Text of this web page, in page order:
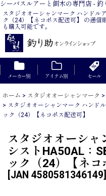
シーバスルアーと餌木の専門店 - 釣
スタジオオーシャンマーク ハンドル
ク（24）【ネコポス配送可】 の通信
も購入可能です。
メーカー別 アイテム別 セール
ホーム > スタジオオーシャンマーク >
> スタジオオーシャンマーク ハンド
ック（24）【ネコポス配送可】
スタジオオーシャ
シストHA50AL：
ック（24）【ネコ
JAN 4580581346149